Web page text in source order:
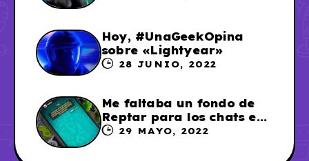
Hoy, #UnaGeekOpina
sobre «Lightyear»
28 JUNIO, 2022
Me faltaba un fondo de
Reptar para los chats en
WhatsApp, así que me lo
29 MAYO, 2022